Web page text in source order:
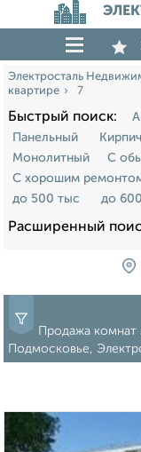
Электросталь
квартире
7
Быстрый поиск:
Панельный
Монолитный
С
С хорошим
до 500 тыс
до
Расширенный
Продажа комнат
Подмосковье,